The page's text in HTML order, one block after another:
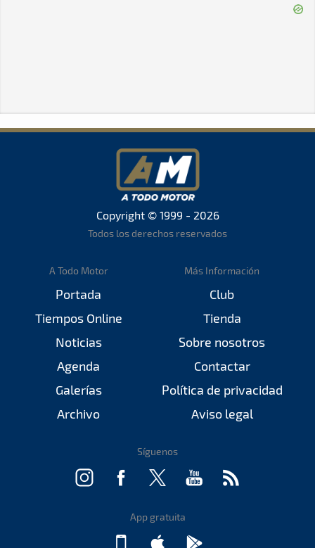
Copyright © 1999 - 2026
Todos los derechos reservados
A Todo Motor
Portada
Tiempos Online
Noticias
Agenda
Galerías
Archivo
Más Información
Club
Tienda
Sobre nosotros
Contactar
Política de privacidad
Aviso legal
Síguenos
App gratuita